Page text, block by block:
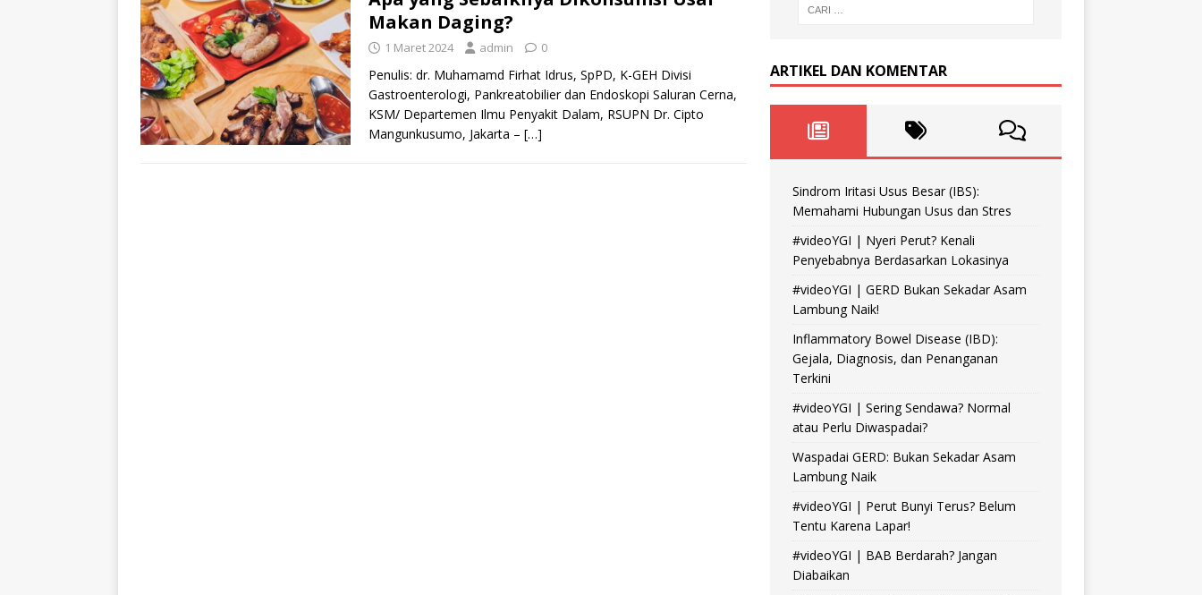
Makan Daging?
1 Maret 2024 admin 0
Penulis: dr. Muhamamd Firhat Idrus, SpPD, K-GEH Divisi
Gastroenterologi, Pankreatobilier dan Endoskopi Saluran Cerna,
KSM/ Departemen Ilmu Penyakit Dalam, RSUPN Dr. Cipto
Mangunkusumo, Jakarta – […]
ARTIKEL DAN KOMENTAR
Sindrom Iritasi Usus Besar (IBS):
Memahami Hubungan Usus dan Stres
#videoYGI | Nyeri Perut? Kenali
Penyebabnya Berdasarkan Lokasinya
#videoYGI | GERD Bukan Sekadar Asam
Lambung Naik!
Inflammatory Bowel Disease (IBD):
Gejala, Diagnosis, dan Penanganan
Terkini
#videoYGI | Sering Sendawa? Normal
atau Perlu Diwaspadai?
Waspadai GERD: Bukan Sekadar Asam
Lambung Naik
#videoYGI | Perut Bunyi Terus? Belum
Tentu Karena Lapar!
#videoYGI | BAB Berdarah? Jangan
Diabaikan